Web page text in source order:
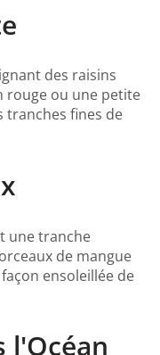
des raisins
rouge ou une petite
tranches fines de
une tranche
de mangue
ensoleillée de
l'Océan